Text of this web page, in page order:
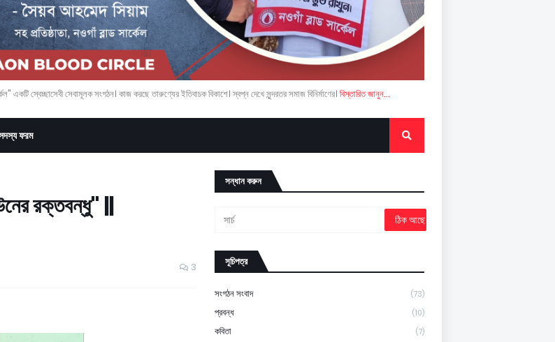
একটি স্বেচ্ছাসেবী সেবামূলক সংগঠন। কাজ করছে তারুণ্যের ইতিবাচক বিকাশে। স্বপ্ন দেখে সুন্দরতর সমাজ বিনির্মাণের। বিস্তারিত জানুন...
ফরম
রক্তবন্ধু" ||
3
সন্ধান করুন
সূচিপত্র
সংগঠন সংবাদ (73)
প্রবন্ধ (10)
কবিতা (7)